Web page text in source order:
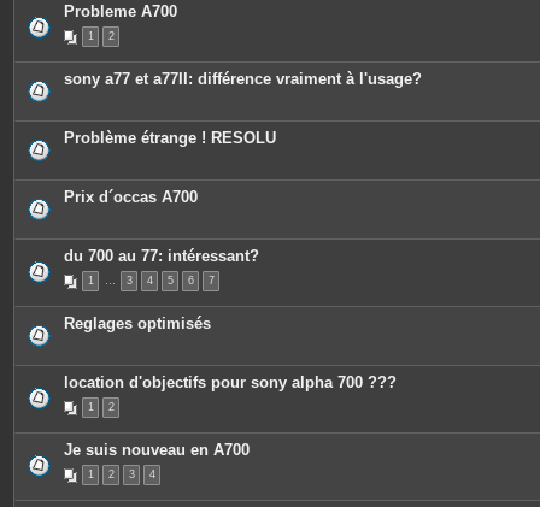
Probleme A700
1 2
sony a77 et a77II: différence vraiment à l'usage?
Problème étrange ! RESOLU
Prix d´occas A700
du 700 au 77: intéressant?
1 … 3 4 5 6 7
Reglages optimisés
location d'objectifs pour sony alpha 700 ???
1 2
Je suis nouveau en A700
1 2 3 4